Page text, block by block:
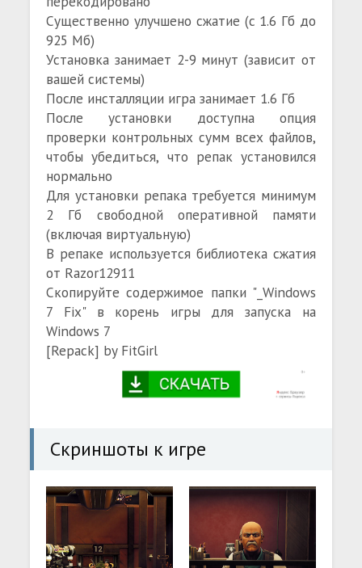
Существенно улучшено сжатие (с 1.6 Гб до
925 Мб)
Установка занимает 2-9 минут (зависит от
вашей системы)
После инсталляции игра занимает 1.6 Гб
После установки доступна опция
проверки контрольных сумм всех файлов,
чтобы убедиться, что репак установился
нормально
Для установки репака требуется минимум
2 Гб свободной оперативной памяти
(включая виртуальную)
В репаке используется библиотека сжатия
от Razor12911
Скопируйте содержимое папки "_Windows
7 Fix" в корень игры для запуска на
Windows 7
[Repack] by FitGirl
Скриншоты к игре